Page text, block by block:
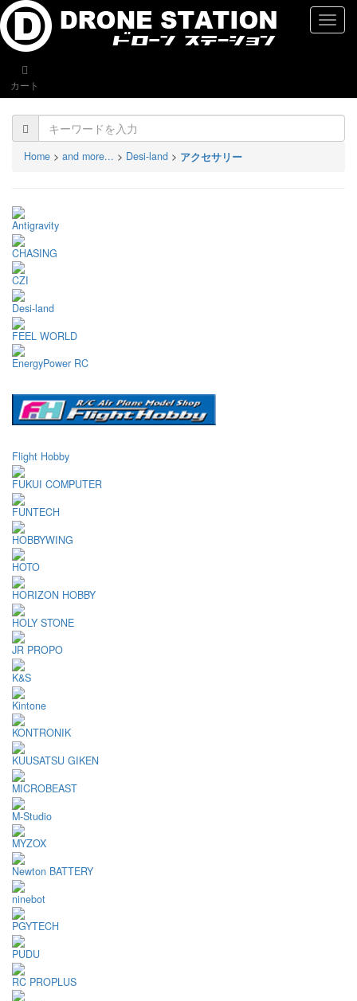
カート
Home > and more... > Desi-land > アクセサリー
Antigravity
CHASING
CZI
Desi-land
FEEL WORLD
EnergyPower RC
Flight Hobby
FUKUI COMPUTER
FUNTECH
HOBBYWING
HOTO
HORIZON HOBBY
HOLY STONE
JR PROPO
K&S
Kintone
KONTRONIK
KUUSATSU GIKEN
MICROBEAST
M-Studio
MYZOX
Newton BATTERY
ninebot
PGYTECH
PUDU
RC PROPLUS